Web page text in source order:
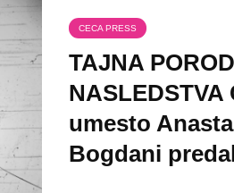
CECA PRESS
TAJNA
NASLEDSTVA
umesto
Bogdani